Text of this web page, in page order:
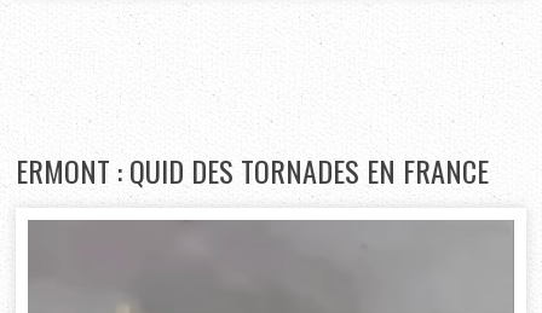
ERMONT : QUID DES TORNADES EN FRANCE